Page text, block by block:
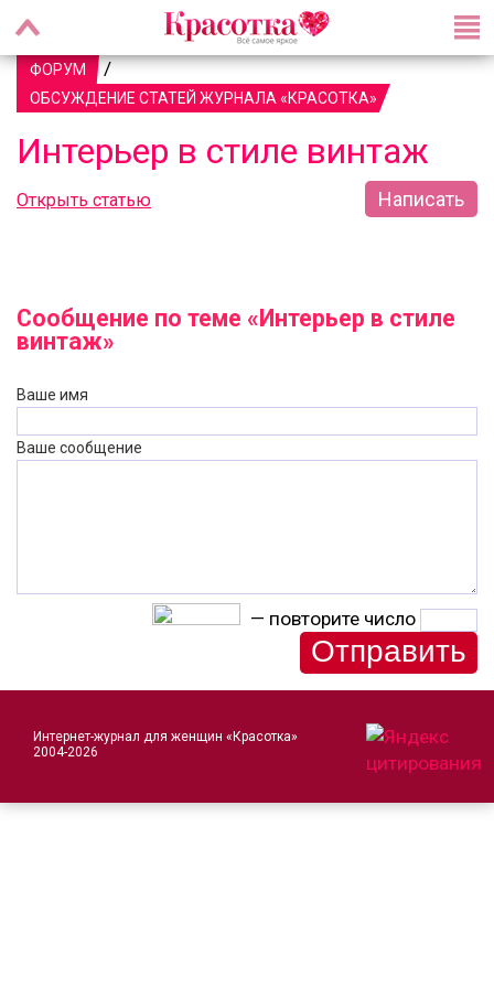
ФОРУМ /
ОБСУЖДЕНИЕ СТАТЕЙ ЖУРНАЛА «КРАСОТКА»
Интерьер в стиле винтаж
Открыть статью Написать
Сообщение по теме «Интерьер в стиле
винтаж»
Ваше имя
Ваше сообщение
— повторите число
Интернет-журнал для женщин «Красотка»
2004-2026